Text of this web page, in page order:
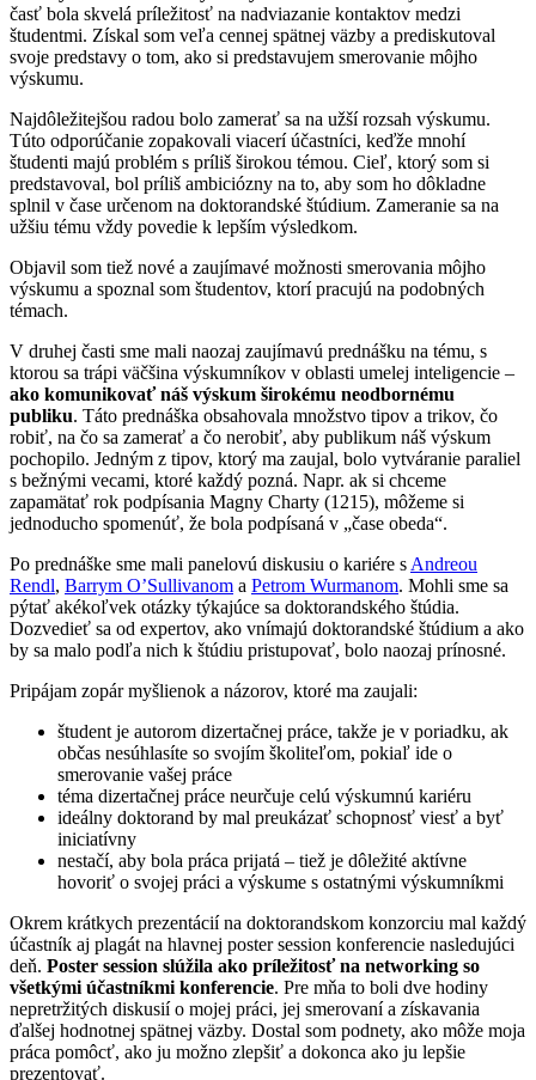
časť bola skvelá príležitosť na nadviazanie kontaktov medzi
študentmi. Získal som veľa cennej spätnej väzby a prediskutoval
svoje predstavy o tom, ako si predstavujem smerovanie môjho
výskumu.
Najdôležitejšou radou bolo zamerať sa na užší rozsah výskumu.
Túto odporúčanie zopakovali viacerí účastníci, keďže mnohí
študenti majú problém s príliš širokou témou. Cieľ, ktorý som si
predstavoval, bol príliš ambiciózny na to, aby som ho dôkladne
splnil v čase určenom na doktorandské štúdium. Zameranie sa na
užšiu tému vždy povedie k lepším výsledkom.
Objavil som tiež nové a zaujímavé možnosti smerovania môjho
výskumu a spoznal som študentov, ktorí pracujú na podobných
témach.
V druhej časti sme mali naozaj zaujímavú prednášku na tému, s
ktorou sa trápi väčšina výskumníkov v oblasti umelej inteligencie –
ako komunikovať náš výskum širokému neodbornému
publiku. Táto prednáška obsahovala množstvo tipov a trikov, čo
robiť, na čo sa zamerať a čo nerobiť, aby publikum náš výskum
pochopilo. Jedným z tipov, ktorý ma zaujal, bolo vytváranie paraliel
s bežnými vecami, ktoré každý pozná. Napr. ak si chceme
zapamätať rok podpísania Magny Charty (1215), môžeme si
jednoducho spomenúť, že bola podpísaná v „čase obeda“.
Po prednáške sme mali panelovú diskusiu o kariére s Andreou
Rendl, Barrym O’Sullivanom a Petrom Wurmanom. Mohli sme sa
pýtať akékoľvek otázky týkajúce sa doktorandského štúdia.
Dozvedieť sa od expertov, ako vnímajú doktorandské štúdium a ako
by sa malo podľa nich k štúdiu pristupovať, bolo naozaj prínosné.
Pripájam zopár myšlienok a názorov, ktoré ma zaujali:
študent je autorom dizertačnej práce, takže je v poriadku, ak
občas nesúhlasíte so svojím školiteľom, pokiaľ ide o
smerovanie vašej práce
téma dizertačnej práce neurčuje celú výskumnú kariéru
ideálny doktorand by mal preukázať schopnosť viesť a byť
iniciatívny
nestačí, aby bola práca prijatá – tiež je dôležité aktívne
hovoriť o svojej práci a výskume s ostatnými výskumníkmi
Okrem krátkych prezentácií na doktorandskom konzorciu mal každý
účastník aj plagát na hlavnej poster session konferencie nasledujúci
deň. Poster session slúžila ako príležitosť na networking so
všetkými účastníkmi konferencie. Pre mňa to boli dve hodiny
nepretržitých diskusií o mojej práci, jej smerovaní a získavania
ďalšej hodnotnej spätnej väzby. Dostal som podnety, ako môže moja
práca pomôcť, ako ju možno zlepšiť a dokonca ako ju lepšie
prezentovať.